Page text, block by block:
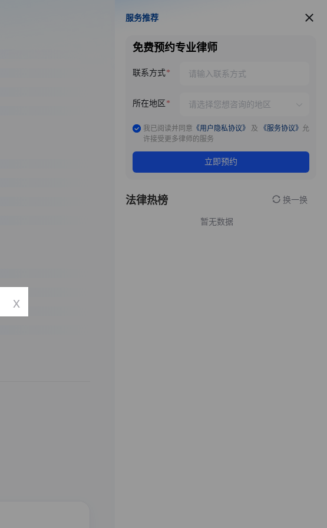
服务推荐
服务推荐
免费预约专业律师
联系方式
所在地区
我已阅读并同意 《用户隐私协议》 及 《服务协议》 允
许接受更多律师的服务
立即预约
法律热榜 换一换
暂无数据
x